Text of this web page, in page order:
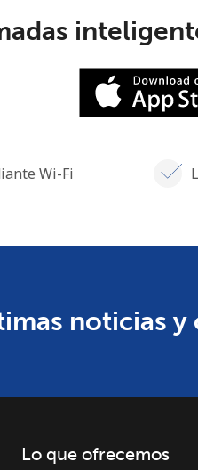
Wi-Fi
noticias y
Lo que ofrecemos